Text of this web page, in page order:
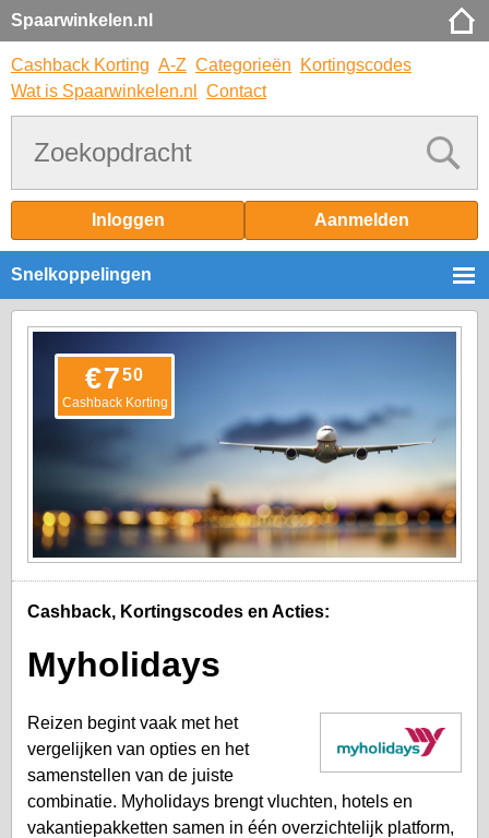
Spaarwinkelen.nl
Cashback Korting A-Z Categorieën
Kortingscodes
Wat is Spaarwinkelen.nl
Contact
Inloggen Aanmelden
Snelkoppelingen
€750
Cashback Korting
Cashback, Kortingscodes en Acties:
Myholidays
Reizen begint vaak met het
vergelijken van opties en het
samenstellen van de juiste
combinatie. Myholidays brengt vluchten, hotels en
vakantiepakketten samen in één overzichtelijk platform,